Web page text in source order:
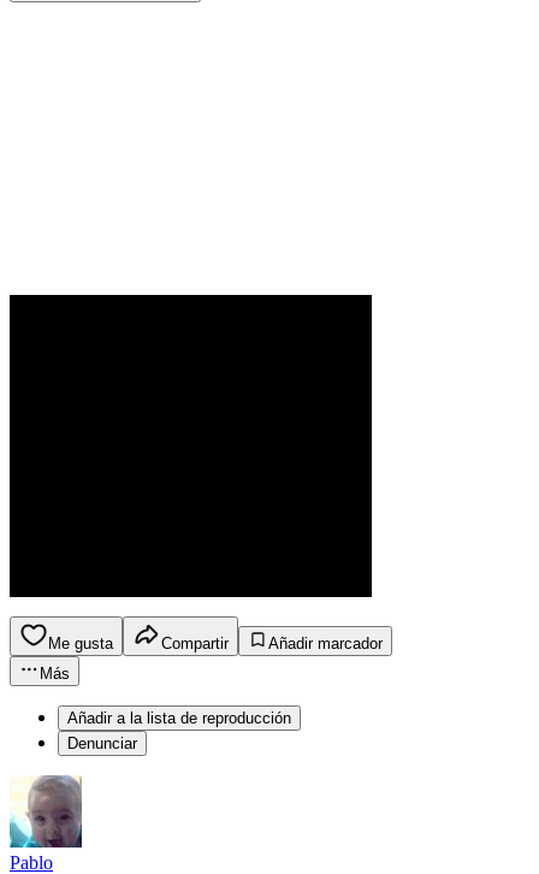
Me gusta Compartir
Añadir marcador
Más
Añadir a la lista de reproducción
Denunciar
Pablo